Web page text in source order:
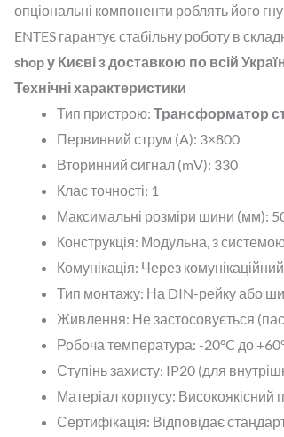
опціональні компоненти роблять його
ENTES гарантує стабільну роботу в
shop у Києві з доставкою по всій
Технічні характеристики
Тип пристрою: Трансформатор
Первинний струм (A): 3×800
Вторинний сигнал (mV): 330
Клас точності: 1
Максимальні розміри шини (мм):
Конструкція: Модульна, з
Комунікація: Через
Тип монтажу: На DIN-рейку або
Живлення: Не застосовується
Робоча температура: -20°C до
Ступінь захисту: IP20 (для
Матеріал корпусу: Високоякісний
Сертифікація: Відповідає